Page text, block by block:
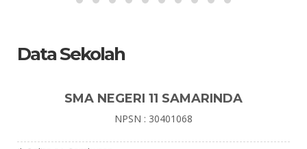
Data Sekolah
SMA NEGERI 11 SAMARINDA
NPSN : 30401068